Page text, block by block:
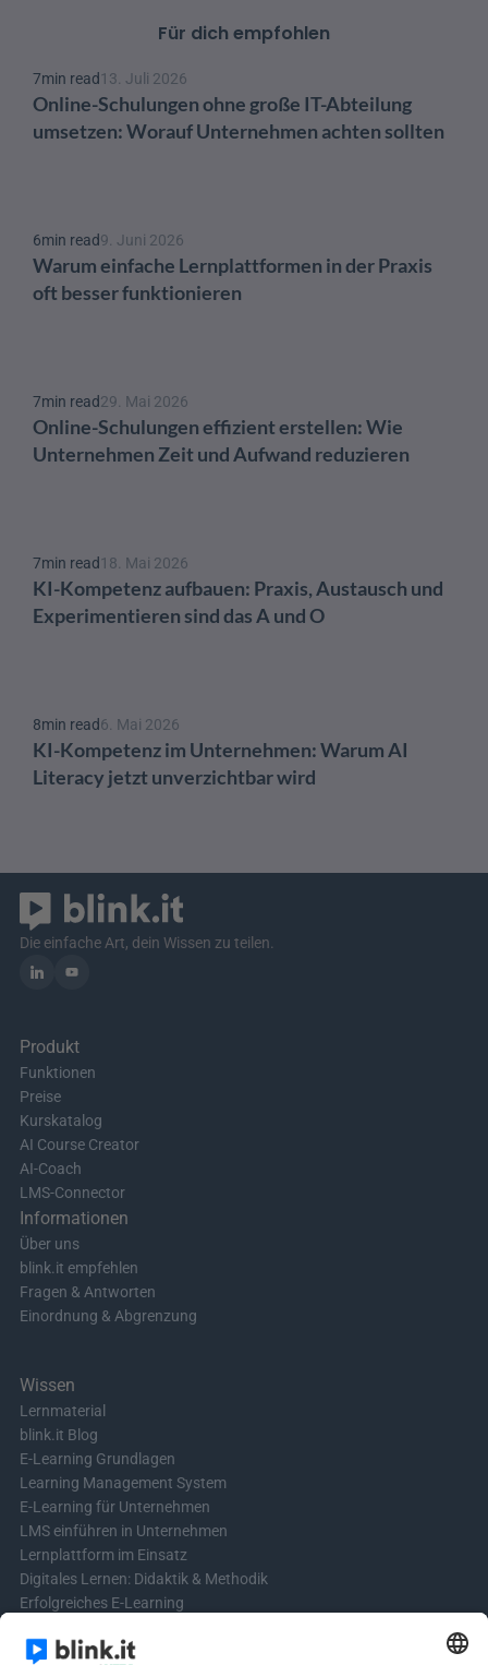
Für dich empfohlen
7min read13. Juli 2026
Online-Schulungen ohne große IT-Abteilung
umsetzen: Worauf Unternehmen achten sollten
6min read9. Juni 2026
Warum einfache Lernplattformen in der Praxis
oft besser funktionieren
7min read29. Mai 2026
Online-Schulungen effizient erstellen: Wie
Unternehmen Zeit und Aufwand reduzieren
7min read18. Mai 2026
KI-Kompetenz aufbauen: Praxis, Austausch und
Experimentieren sind das A und O
8min read6. Mai 2026
KI-Kompetenz im Unternehmen: Warum AI
Literacy jetzt unverzichtbar wird
Die einfache Art, dein Wissen zu teilen.
Produkt
Funktionen
Preise
Kurskatalog
AI Course Creator
AI-Coach
LMS-Connector
Informationen
Über uns
blink.it empfehlen
Fragen & Antworten
Einordnung & Abgrenzung
Wissen
Lernmaterial
blink.it Blog
E-Learning Grundlagen
Learning Management System
E-Learning für Unternehmen
LMS einführen in Unternehmen
Lernplattform im Einsatz
Digitales Lernen: Didaktik & Methodik
Erfolgreiches E-Learning
Learning & Development